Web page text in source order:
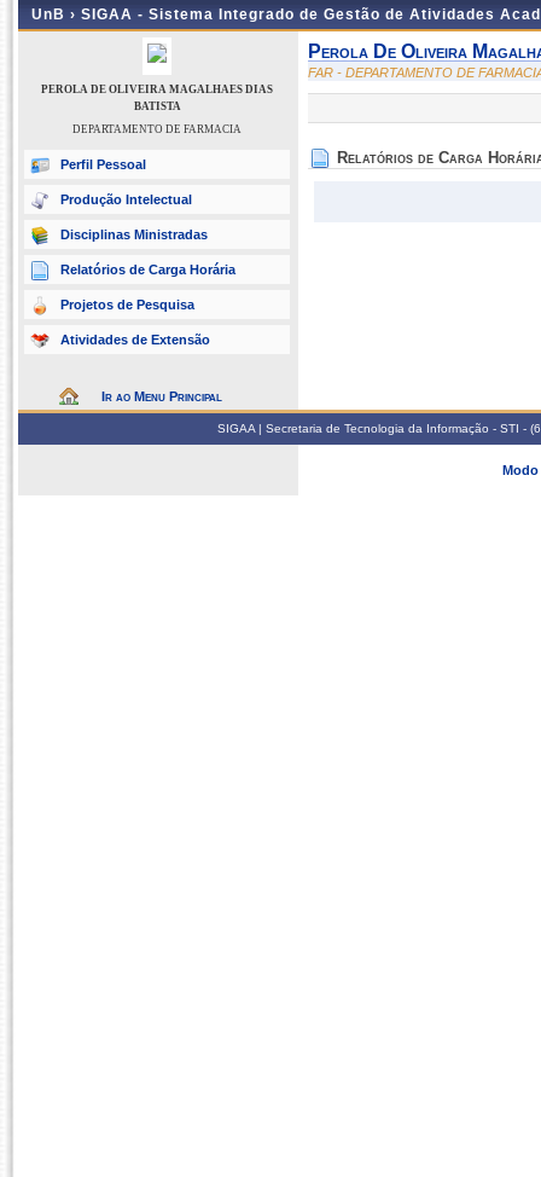
UnB › SIGAA - Sistema Integrado de Gestão de Atividades
PEROLA DE OLIVEIRA MAGALHAES DIAS
BATISTA
DEPARTAMENTO DE FARMACIA
Perfil Pessoal
Produção Intelectual
Disciplinas Ministradas
Relatórios de Carga Horária
Projetos de Pesquisa
Atividades de Extensão
Ir ao Menu Principal
Perola De Oliveira
FAR - DEPARTAMENTO DE
Relatórios de Carga
SIGAA | Secretaria de Tecnologia da Informação - STI -
Modo